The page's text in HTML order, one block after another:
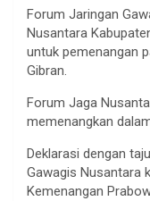
Forum Jaringan
Nusantara
untuk pemenangan
Gibran.
Forum Jaga
memenangkan
Deklarasi dengan
Gawagis Nusantara
Kemenangan